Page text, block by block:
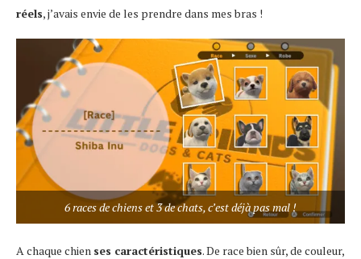
réels, j’avais envie de les prendre dans mes bras !
6 races de chiens et 3 de chats, c’est déjà pas mal !
A chaque chien ses caractéristiques. De race bien sûr, de couleur,